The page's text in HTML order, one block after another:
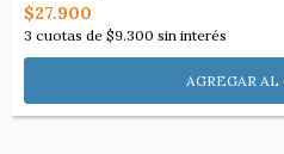
$27.900
3 cuotas de $9.300 sin interés